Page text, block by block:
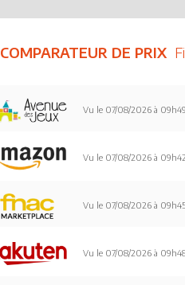
COMPARATEUR DE PRIX
Vu le 07/08/2026 à 09h49
Vu le 07/08/2026 à 09h42
Vu le 07/08/2026 à
Vu le 07/08/2026 à